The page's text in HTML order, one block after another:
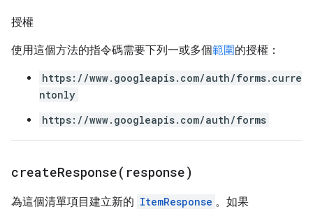
授權
使用這個方法的指令碼需要下列一或多個範圍的授權：
https://www.googleapis.com/auth/forms.curre
ntonly
https://www.googleapis.com/auth/forms
createResponse( response)
為這個清單項目建立新的 ItemResponse 。如果